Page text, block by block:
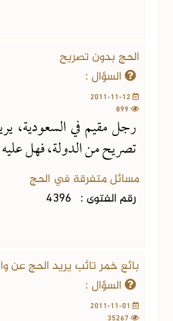
الحج بدون تصريح
السؤال :
رجل مقيم في السعودية،
تصريح من الدولة، فهل
مسائل متفرقة في الحج
رقم الفتوى : 4396
بائع خمر تائب يريد الحج عن
السؤال :